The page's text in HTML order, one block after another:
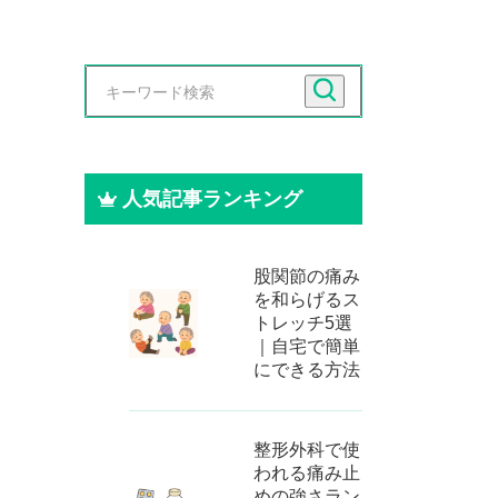
人気記事ランキング
股関節の痛み
を和らげるス
トレッチ5選
｜自宅で簡単
にできる方法
整形外科で使
われる痛み止